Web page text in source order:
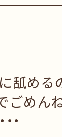
舐める
ごめん
・